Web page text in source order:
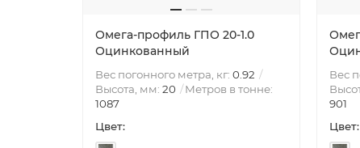
Омега-профиль ГПО 20-1.0
Оцинкованный
Вес погонного метра, кг: 0.92
Высота, мм: 20
Метров в тонне:
1087
Цвет:
Вес
901
Цвет: